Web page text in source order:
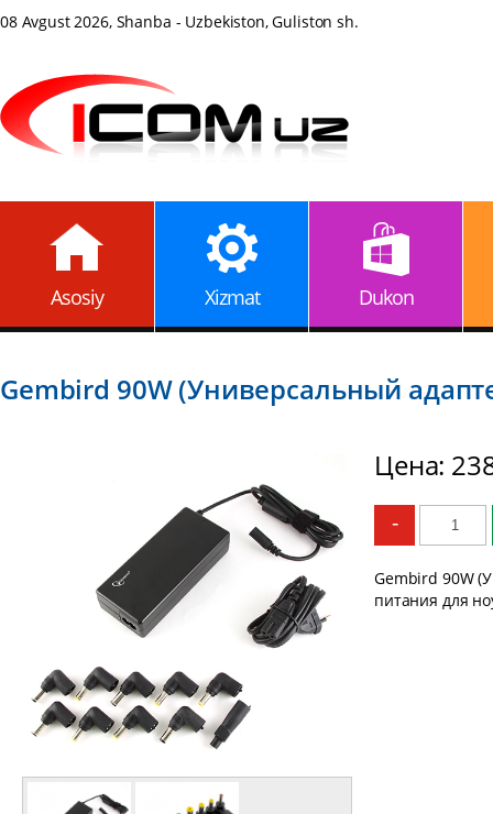
08 Avgust 2026, Shanba - Uzbekiston, Guliston sh.
Asosiy Xizmat Dukon
Gembird 90W (Универсальный
Цена:
-
Gembird 90W
питания для